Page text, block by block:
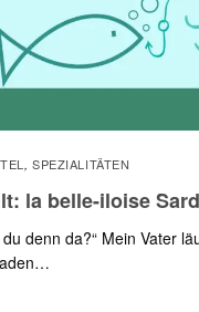
,SPEZIALITÄTEN
la belle-iloise
denn da?“ Mein Vater